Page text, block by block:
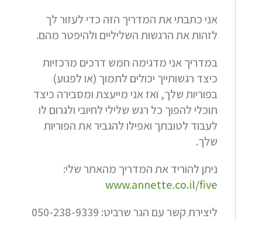
אני כתבתי את המדריך הזה כדי לעזור לך
לזהות את הרגשות השליליים ולהיפטר מהם.
במדריך אני מדגימה חמש דרכים מרכזיות
כיצד רגשותייך יכולים לתמוך (או לפגוע)
בפוריות שלך, ואז אני מייעצת ומסבירה כיצד
תוכלי להפוך כל רגש שלילי לחיובי ולגרום לו
לעבוד לטובתך ואפילו להגביר את הפוריות
שלך.
ניתן להוריד את המדריך מהאתר שלי:
www.annette.co.il/five
ליצירת קשר עם הגר שרביט: 050-238-9339